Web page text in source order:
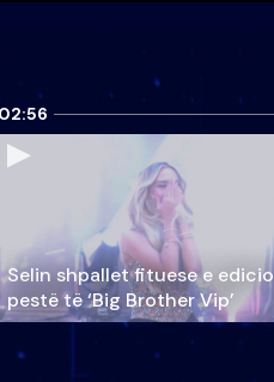
02:56
Selin shpallet fituese e
pestë të ‘Big Brother Vip’